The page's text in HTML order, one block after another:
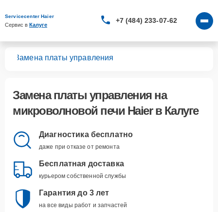
Servicecenter Haier
Сервис в Калуге
+7 (484) 233-07-62
Замена платы управления
Замена платы управленияна
микроволновой печи Haier в Калуге
Диагностика бесплатно
даже при отказе от ремонта
Бесплатная доставка
курьером собственной службы
Гарантия до 3 лет
на все виды работ и запчастей